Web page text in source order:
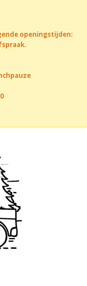
openingstijden: